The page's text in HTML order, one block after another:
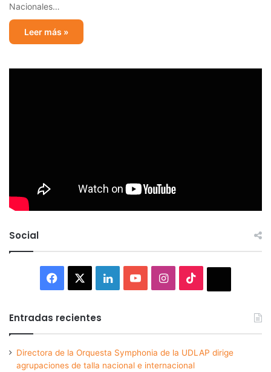
Nacionales…
Leer más »
Social
Facebook LinkedInYouTubeInstagram
Entradas recientes
Directora de la Orquesta Symphonia de la UDLAP dirige
agrupaciones de talla nacional e internacional